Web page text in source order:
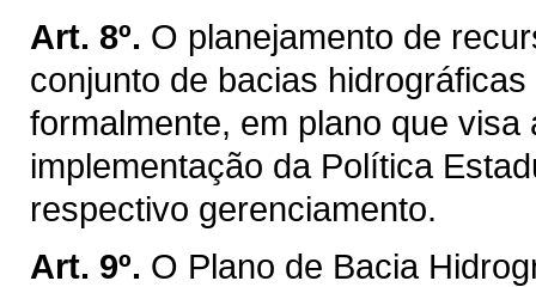
Art. 8º. O planejamento de
conjunto de bacias
formalmente, em plano que
implementação da Política
respectivo gerenciamento.
Art. 9º. O Plano de Bacia